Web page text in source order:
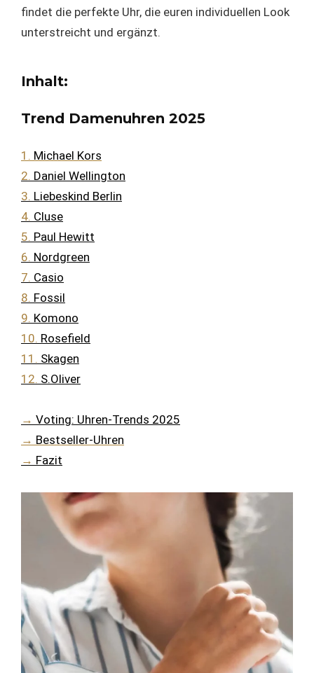
findet die perfekte Uhr, die euren individuellen Look
unterstreicht und ergänzt.
Inhalt:
Trend Damenuhren 2025
1. Michael Kors
2. Daniel Wellington
3. Liebeskind Berlin
4. Cluse
5. Paul Hewitt
6. Nordgreen
7. Casio
8. Fossil
9. Komono
10. Rosefield
11. Skagen
12. S.Oliver
→ Voting: Uhren-Trends 2025
→ Bestseller-Uhren
→ Fazit